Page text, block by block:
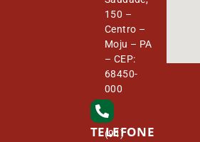
150 –
Centro –
Moju – PA
– CEP:
68450-
000
TELEFONE
(91)